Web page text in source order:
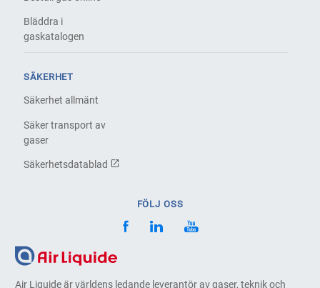
Air Liquide är världens ledande leverantör av gaser, teknik och
Bläddra i
gaskatalogen
SÄKERHET
Säkerhet allmänt
Säker transport av
gaser
Säkerhetsdatablad
FÖLJ OSS